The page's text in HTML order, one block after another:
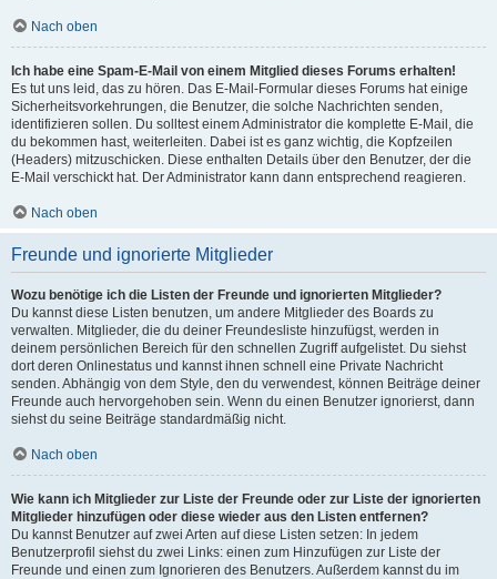
Nach oben
Ich habe eine Spam-E-Mail von einem Mitglied dieses Forums erhalten!
Es tut uns leid, das zu hören. Das E-Mail-Formular dieses Forums hat einige
Sicherheitsvorkehrungen, die Benutzer, die solche Nachrichten senden,
identifizieren sollen. Du solltest einem Administrator die komplette E-Mail, die
du bekommen hast, weiterleiten. Dabei ist es ganz wichtig, die Kopfzeilen
(Headers) mitzuschicken. Diese enthalten Details über den Benutzer, der die
E-Mail verschickt hat. Der Administrator kann dann entsprechend reagieren.
Nach oben
Freunde und ignorierte Mitglieder
Wozu benötige ich die Listen der Freunde und ignorierten Mitglieder?
Du kannst diese Listen benutzen, um andere Mitglieder des Boards zu
verwalten. Mitglieder, die du deiner Freundesliste hinzufügst, werden in
deinem persönlichen Bereich für den schnellen Zugriff aufgelistet. Du siehst
dort deren Onlinestatus und kannst ihnen schnell eine Private Nachricht
senden. Abhängig von dem Style, den du verwendest, können Beiträge deiner
Freunde auch hervorgehoben sein. Wenn du einen Benutzer ignorierst, dann
siehst du seine Beiträge standardmäßig nicht.
Nach oben
Wie kann ich Mitglieder zur Liste der Freunde oder zur Liste der ignorierten
Mitglieder hinzufügen oder diese wieder aus den Listen entfernen?
Du kannst Benutzer auf zwei Arten auf diese Listen setzen: In jedem
Benutzerprofil siehst du zwei Links: einen zum Hinzufügen zur Liste der
Freunde und einen zum Ignorieren des Benutzers. Außerdem kannst du im